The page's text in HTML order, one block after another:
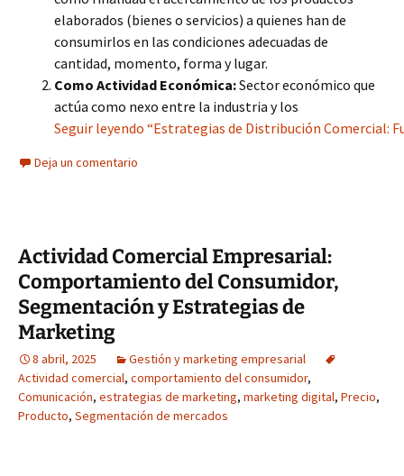
elaborados (bienes o servicios) a quienes han de
consumirlos en las condiciones adecuadas de
cantidad, momento, forma y lugar.
Como Actividad Económica:Sector económico que
actúa como nexo entre la industria y los
Seguir leyendo “Estrategias de Distribución Comercial:
Deja un comentario
Actividad Comercial Empresarial:
Comportamiento del Consumidor,
Segmentación y Estrategias de
Marketing
8 abril, 2025
Gestión y marketing empresarial
Actividad comercial, comportamiento del consumidor,
Comunicación, estrategias de marketing, marketing digital, Precio,
Producto, Segmentación de mercados